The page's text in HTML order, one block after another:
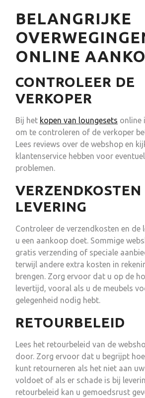
BELANGRIJKE
ONLINE
CONTROLEER DE
VERKOPER
Bij het kopen van loungesets online
om te controleren of de verkoper
Lees reviews over de webshop en
klantenservice hebben voor
problemen.
VERZENDKOSTEN
LEVERING
Controleer de verzendkosten en
u een aankoop doet. Sommige
gratis verzending of speciale
terwijl andere extra kosten in
brengen. Zorg ervoor dat u op de
levertijd, vooral als u de meubels
gelegenheid nodig hebt.
RETOURBELEID
Lees het retourbeleid van de
door. Zorg ervoor dat u begrijpt
kunt retourneren als het niet aan
voldoet of als er schade is bij
retourbeleid kan u gemoedsrust